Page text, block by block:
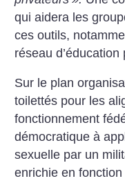
qui aidera les
ces outils,
réseau d’éducation
Sur le plan
toilettés pour les
fonctionnement
démocratique à
sexuelle par un
enrichie en fonction